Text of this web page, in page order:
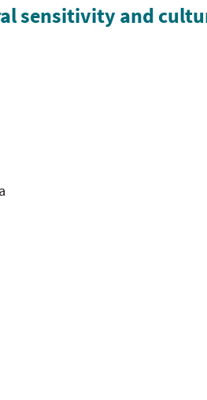
sensitivity and